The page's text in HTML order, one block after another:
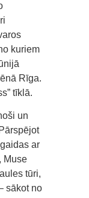
kuriem
Rīga.
tīklā.
un
ar
Muse
tūri,
sākot no